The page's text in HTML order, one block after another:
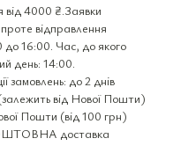
від 4000 ₴.Заявки
відправлення
до 16:00. Час, до якого
день: 14:00.
замовлень: до 2 днів
від Нової Пошти)
Пошти (від 100 грн)
доставка